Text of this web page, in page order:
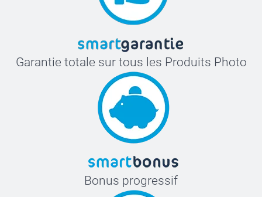
Garantie totale sur tous les Produits Photo
Bonus progressif